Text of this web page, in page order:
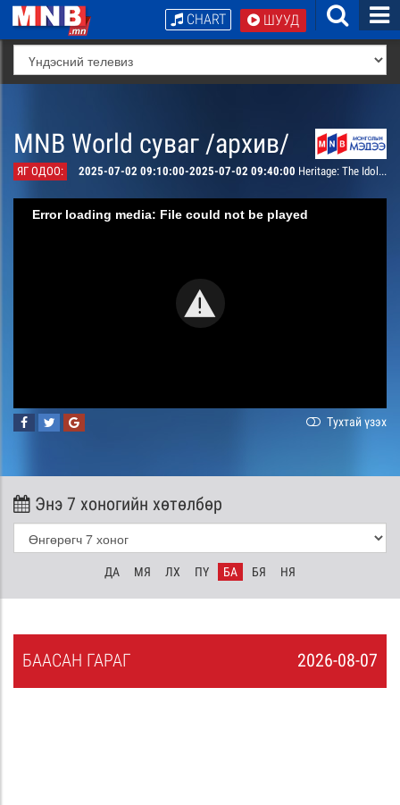
ШУУД
CHART
MNB World суваг /архив/
ЯГ ОДОО: 2025-07-02 09:10:00-2025-07-02 09:40:00 Heritage: The Idols of Mongolian Shamans
Error loading media: File could not be played
Тухтай үзэх
Энэ 7 хоногийн хөтөлбөр
ДА МЯ ЛХ ПҮ БА БЯ НЯ
2026-08-07
БААСАН ГАРАГ